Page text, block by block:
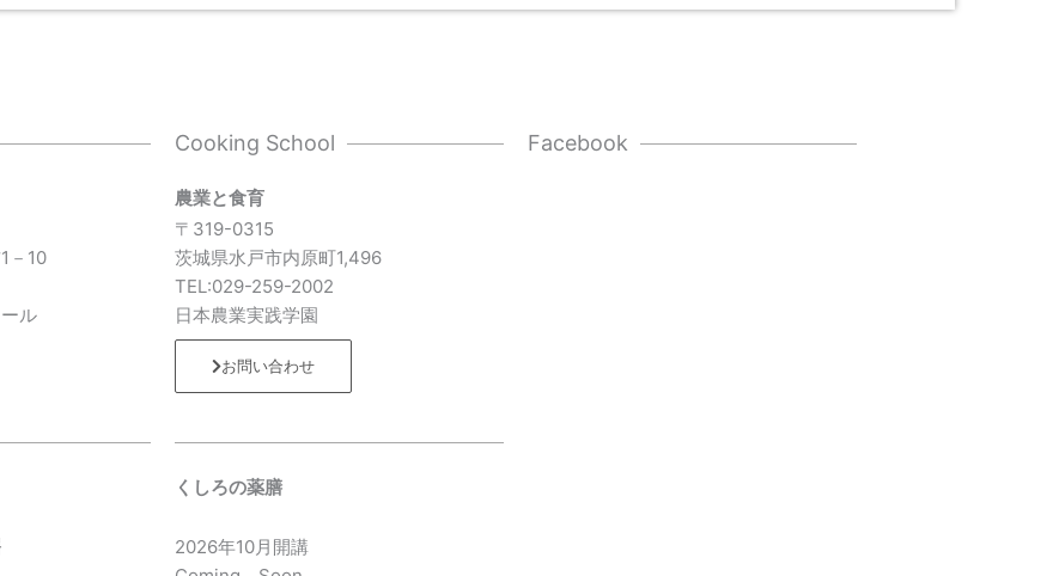
－10
ル
Cooking School
農業と食育
〒319-0315
茨城県水戸市内原町1,496
TEL:029-259-2002
日本農業実践学園
お問い合わせ
くしろの薬膳
2026年10月開講
Facebook